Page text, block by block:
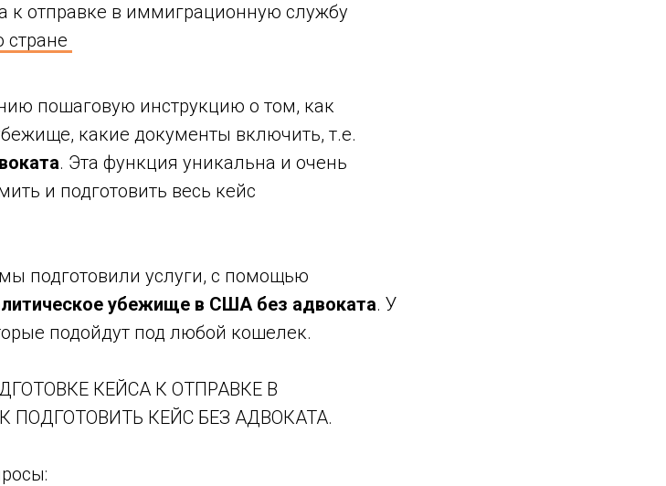
к отправке в иммиграционную службу
пошаговую инструкцию о том, как
какие документы включить, т.е.
. Эта функция уникальна и очень
и подготовить весь кейс
подготовили услуги, с помощью
убежище в США без адвоката. У
подойдут под любой кошелек.
КЕЙСА К ОТПРАВКЕ В
КЕЙС БЕЗ АДВОКАТА.